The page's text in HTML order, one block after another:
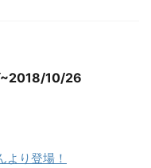
~2018/10/26
より登場！